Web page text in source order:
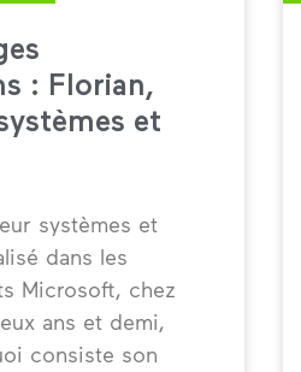
: Florian,
et
systèmes et
dans les
Microsoft, chez
ans et demi,
consiste son